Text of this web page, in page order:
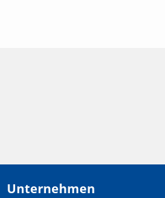
Unternehmen